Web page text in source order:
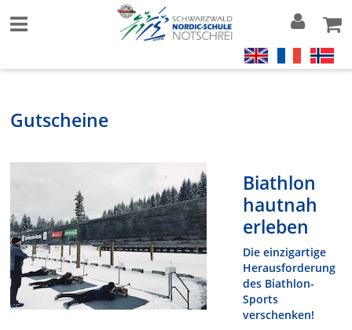
Gutscheine
Biathlon
hautnah
erleben
Die einzigartige
Herausforderung
des Biathlon-
Sports
verschenken!